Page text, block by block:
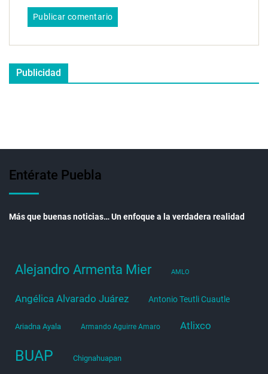
Publicidad
Entérate Puebla
Más que buenas noticias… Un enfoque a la verdadera realidad
Alejandro Armenta Mier AMLO
Angélica Alvarado Juárez Antonio Teutli Cuautle
Ariadna Ayala Armando Aguirre Amaro Atlixco
BUAP Chignahuapan